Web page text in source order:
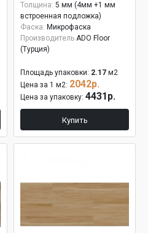
Толщина: 5 мм (4мм +1 мм
встроенная подложка)
Фаска: Микрофаска
Производитель ADO Floor
(Турция)
Площадь упаковки: 2.17 м2
Цена за 1 м2: 2042р.
Цена за упаковку: 4431р.
Купить